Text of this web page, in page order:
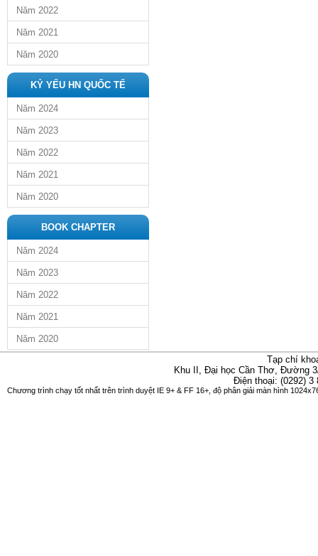
Năm 2022
Năm 2021
Năm 2020
KỶ YẾU HN QUỐC TẾ
Năm 2024
Năm 2023
Năm 2022
Năm 2021
Năm 2020
BOOK CHAPTER
Năm 2024
Năm 2023
Năm 2022
Năm 2021
Năm 2020
Tạp chí
Khu II, Đại học Cần Thơ, Đường
Điện thoại: (0292)
Chương trình chạy tốt nhất trên trình duyệt IE 9+ & FF 16+, độ phân giải màn hình